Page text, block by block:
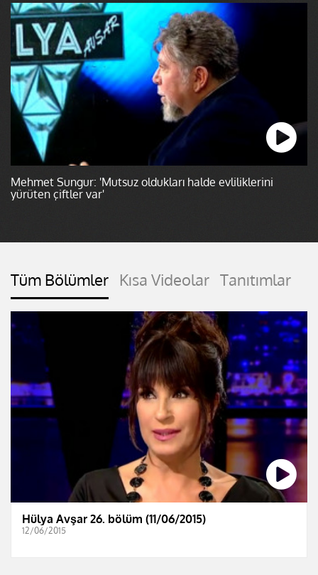
Mehmet Sungur: 'Mutsuz oldukları halde evliliklerini
yürüten çiftler var'
Tüm Bölümler Kısa Videolar Tanıtımlar
Hülya Avşar 26. bölüm (11/06/2015)
12/06/2015